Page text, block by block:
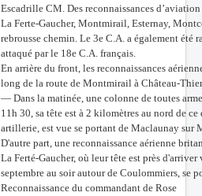
Escadrille CM. Des reconnaissances
La Ferte-Gaucher, Montmirail, Esternay,
rebrousse chemin. Le 3e C.A. a également été
attaqué par le 18e C.A. français.
En arrière du front, les reconnaissances
long de la route de Montmirail à Château-
— Dans la matinée, une colonne de toutes
11h 30, sa tête est à 2 kilomètres au nord de
artillerie, est vue se portant de Maclaunay sur
D'autre part, une reconnaissance aérienne
La Ferté-Gaucher, où leur tête est près
septembre au soir autour de Coulommiers, se
Reconnaissance du commandant de Rose